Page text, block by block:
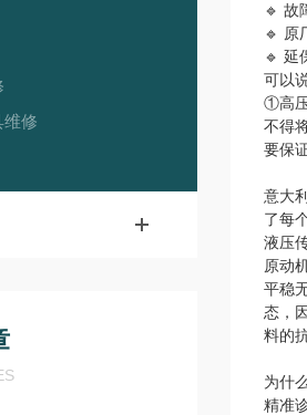
维修
🔹 故
🔹 原
🔹 延
可以
①高
不得
要保
意大
了每
液压
原动
平稳
态，
料的
为什
精准